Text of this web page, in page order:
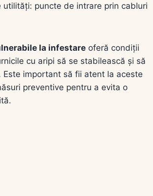
utilități: puncte de intrare prin cabluri
la infestare oferă condiții
cu aripi să se stabilească și să
Este important să fii atent la aceste
preventive pentru a evita o